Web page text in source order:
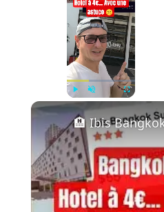
Fullscreen